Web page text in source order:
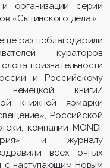
организации серии
«Сытинского дела».
раз поблагодарили
– кураторов
признательности
и Российскому
книги/
книжной ярмарки
Российской
компании МONDI,
и журналу
всех очных
с наступающим Новым